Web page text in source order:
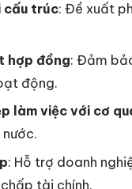
cấu trúc: Đề xuất
hợp đồng: Đảm
động.
làm việc với cơ
: Hỗ trợ doanh
tài chính.